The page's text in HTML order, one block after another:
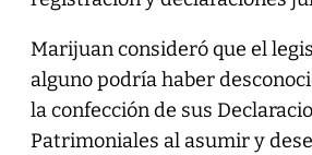
Marijuan consideró que el
alguno podría haber
la confección de sus
Patrimoniales al asumir y